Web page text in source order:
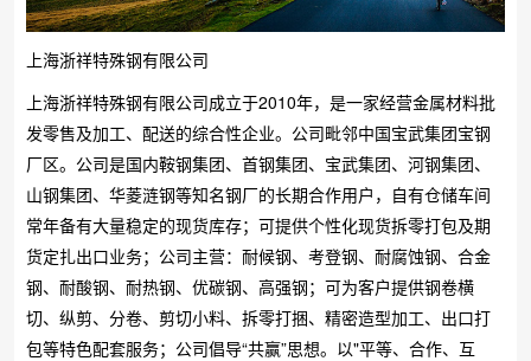
上海浙祥特殊钢有限公司
上海浙祥特殊钢有限公司成立于2010年，是一家经营金属材料批
发零售及加工、配送的综合性企业。公司毗邻中国宝武集团宝钢
厂区。公司是国内鞍钢集团、首钢集团、宝武集团、河钢集团、
山钢集团、华菱涟钢等知名钢厂的长期合作用户，自有仓储车间
常年备有大量稳定的现货库存；可提供个性化现货拆零打包及期
货定扎出口业务；公司主营：耐候钢、考登钢、耐腐蚀钢、合金
钢、耐酸钢、耐热钢、优碳钢、高强钢；可为客户提供钢卷横
切、纵剪、分卷、剪切小料、拆零打捆、精密造型加工、出口打
包等特色配套服务；公司倡导“共赢”思想。以"平等、合作、互